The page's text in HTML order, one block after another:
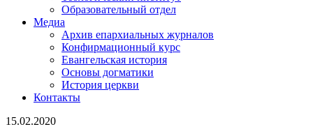
Образовательный отдел
Медиа
Архив епархиальных журналов
Конфирмационный курс
Евангельская история
Основы догматики
История церкви
Контакты
15.02.2020